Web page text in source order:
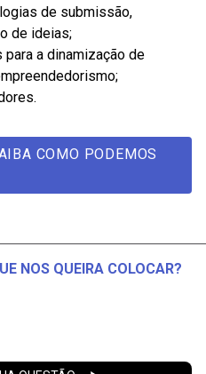
de submissão,
de ideias;
a dinamização de
COMO PODEMOS
NOS QUEIRA COLOCAR?